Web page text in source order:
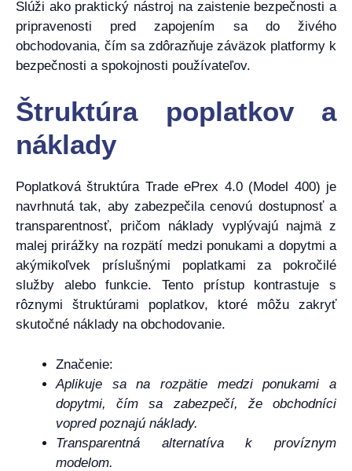
Slúži ako praktický nástroj na zaistenie bezpečnosti a
pripravenosti pred zapojením sa do živého
obchodovania, čím sa zdôrazňuje záväzok platformy k
bezpečnosti a spokojnosti používateľov.
Štruktúra poplatkov a
náklady
Poplatková štruktúra Trade ePrex 4.0 (Model 400) je
navrhnutá tak, aby zabezpečila cenovú dostupnosť a
transparentnosť, pričom náklady vyplývajú najmä z
malej prirážky na rozpätí medzi ponukami a dopytmi a
akýmikoľvek príslušnými poplatkami za pokročilé
služby alebo funkcie. Tento prístup kontrastuje s
rôznymi štruktúrami poplatkov, ktoré môžu zakryť
skutočné náklady na obchodovanie.
Značenie:
Aplikuje sa na rozpätie medzi ponukami a
dopytmi, čím sa zabezpečí, že obchodníci
vopred poznajú náklady.
Transparentná alternatíva k províznym
modelom.